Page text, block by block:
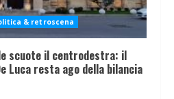
& retroscena
scuote il centrodestra: il
Luca resta ago della bilancia